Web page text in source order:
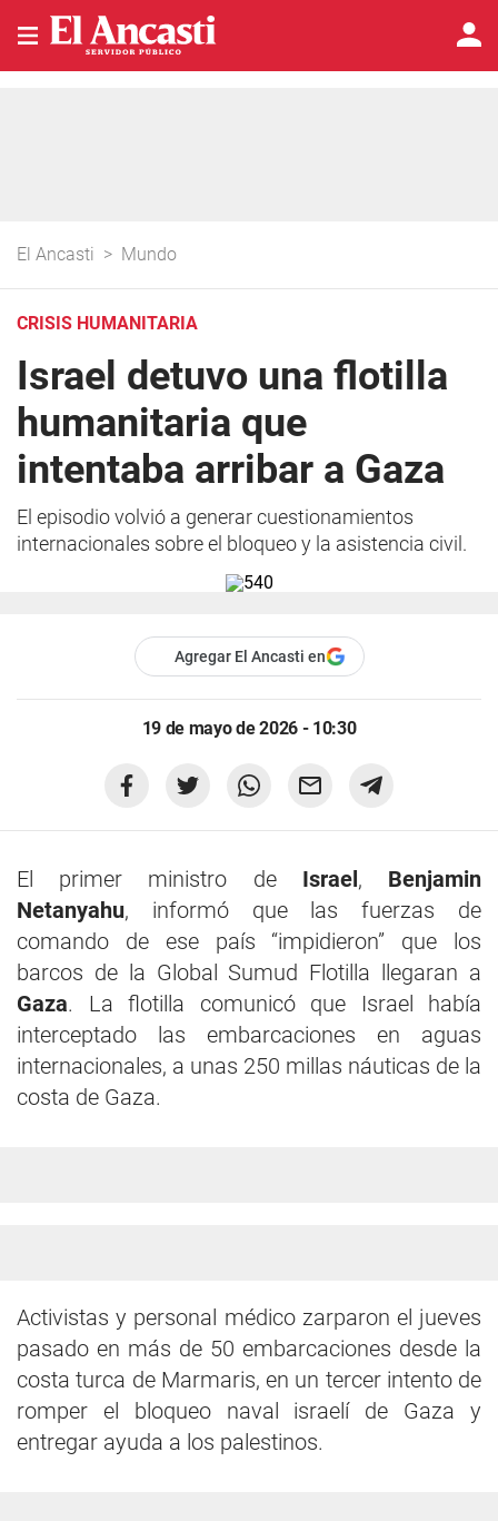
El Ancasti > Mundo
CRISIS HUMANITARIA
Israel detuvo una flotilla
humanitaria que
intentaba arribar a Gaza
El episodio volvió a generar cuestionamientos
internacionales sobre el bloqueo y la asistencia civil.
Agregar El Ancasti en
19 de mayo de 2026 - 10:30
El primer ministro de Israel , Benjamin
Netanyahu, informó que las fuerzas de
comando de ese país “impidieron” que los
barcos de la Global Sumud Flotilla llegaran a
Gaza. La flotilla comunicó que Israel había
interceptado las embarcaciones en aguas
internacionales, a unas 250 millas náuticas de la
costa de Gaza.
Activistas y personal médico zarparon el jueves
pasado en más de 50 embarcaciones desde la
costa turca de Marmaris, en un tercer intento de
romper el bloqueo naval israelí de Gaza y
entregar ayuda a los palestinos.